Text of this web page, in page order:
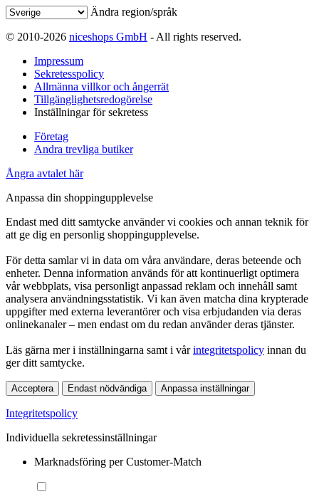
Ändra region/språk
© 2010-2026 niceshops GmbH - All rights reserved.
Impressum
Sekretesspolicy
Allmänna villkor och ångerrät
Tillgänglighetsredogörelse
Inställningar för sekretess
Företag
Andra trevliga butiker
Ångra avtalet här
Anpassa din shoppingupplevelse
Endast med ditt samtycke använder vi cookies och annan teknik för
att ge dig en personlig shoppingupplevelse.
För detta samlar vi in data om våra användare, deras beteende och
enheter. Denna information används för att kontinuerligt optimera
vår webbplats, visa personligt anpassad reklam och innehåll samt
analysera användningsstatistik. Vi kan även matcha dina krypterade
uppgifter med externa leverantörer och visa erbjudanden via deras
onlinekanaler – men endast om du redan använder deras tjänster.
Läs gärna mer i inställningarna samt i vårintegritetspolicy innan du
ger ditt samtycke.
Acceptera Endast nödvändiga Anpassa inställningar
Integritetspolicy
Individuella sekretessinställningar
Marknadsföring per Customer-Match